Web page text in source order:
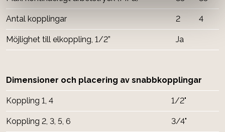
Antal kopplingar 2 4
Möjlighet till elkoppling, 1/2” Ja
Dimensioner och placering av snabbkopplingar
Koppling 1, 4 1/2"
Koppling 2, 3, 5, 6 3/4"